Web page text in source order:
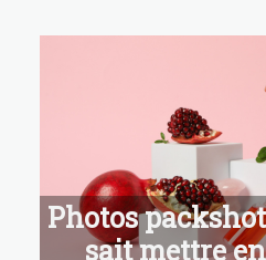
Photos
sait mettre